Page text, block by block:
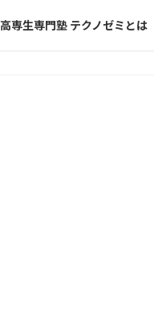
高専生専門塾 テクノゼミとは